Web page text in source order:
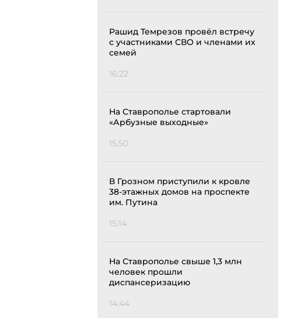
Рашид Темрезов провёл встречу
с участниками СВО и членами их
семей
16:22
На Ставрополье стартовали
«Арбузные выходные»
15:50
В Грозном приступили к кровле
38-этажных домов на проспекте
им. Путина
15:14
На Ставрополье свыше 1,3 млн
человек прошли
диспансеризацию
14:44